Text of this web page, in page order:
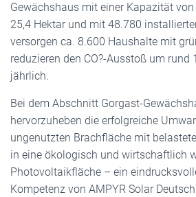
Gewächshaus mit einer Kapazität
25,4 Hektar und mit 48.780
versorgen ca. 8.600 Haushalte mit
reduzieren den CO?-Ausstoß um rund
jährlich.
Bei dem Abschnitt Gorgast-
hervorzuheben die erfolgreiche
ungenutzten Brachfläche mit
in eine ökologisch und wirtschaftlich
Photovoltaikfläche – ein
Kompetenz von AMPYR Solar